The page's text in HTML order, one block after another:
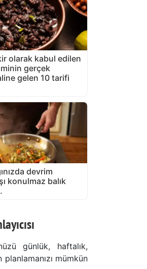
olarak kabul edilen
gerçek
gelen 10 tarifi
devrim
konulmaz balık
günlük, haftalık,
mümkün